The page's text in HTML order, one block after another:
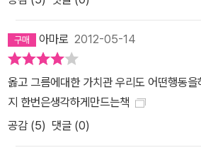
육·국가안보·출산·인권 등의 재화나 사회적
게 평가해야 하는지 먼저 결정해야 한다. 이제 우리가 시장에 대해 물
이 가치를 결정하는 시장지상주의가 지난
하게 된 것은 우리 스스로가 도덕적 믿음을
기를 두려워한 나머지 시장에 속하는 것과
아마로 2012-05-14
옳고 그름에대한 가치관 우리도 어떤행동
지 한번은생각하게만드는책
공감 (5) 댓글 (0)